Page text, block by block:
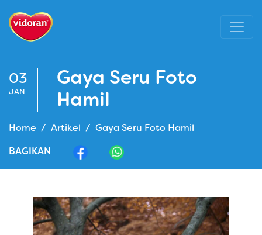
03
JAN
Gaya Seru Foto
Hamil
Home Artikel Gaya Seru Foto Hamil
BAGIKAN